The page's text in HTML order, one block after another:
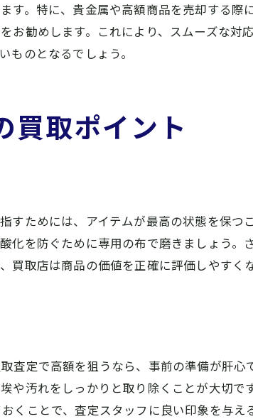
目
要性
る
請
す。特に、貴金属や高額商品を売却する際
勧めします。これにより、スムーズな対
のとなるでしょう。
買取ポイント
すためには、アイテムが最高の状態を保つ
化を防ぐために専用の布で磨きましょう。
買取店は商品の価値を正確に評価しやすく
査定で高額を狙うなら、事前の準備が肝心
や汚れをしっかりと取り除くことが大切で
ことで、査定スタッフに良い印象を与え